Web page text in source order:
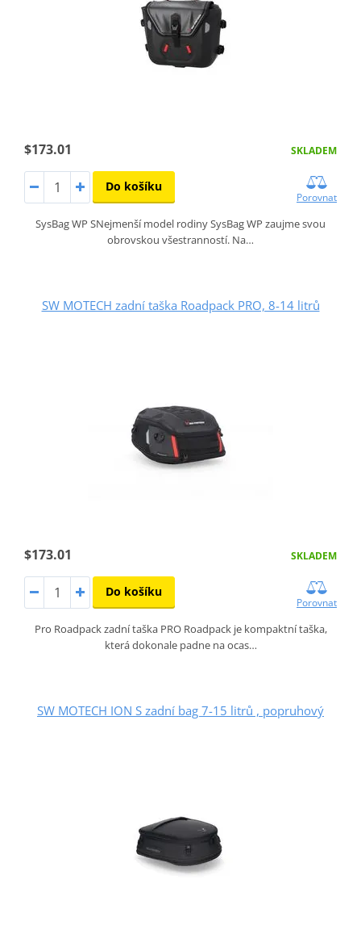
$173.01 SKLADEM
Do košíku
Porovnat
SysBag WP SNejmenší model rodiny SysBag WP zaujme svou
obrovskou všestranností. Na…
SW MOTECH zadní taška Roadpack PRO, 8-14 litrů
$173.01 SKLADEM
Do košíku
Porovnat
Pro Roadpack zadní taška PRO Roadpack je kompaktní taška,
která dokonale padne na ocas…
SW MOTECH ION S zadní bag 7-15 litrů , popruhový